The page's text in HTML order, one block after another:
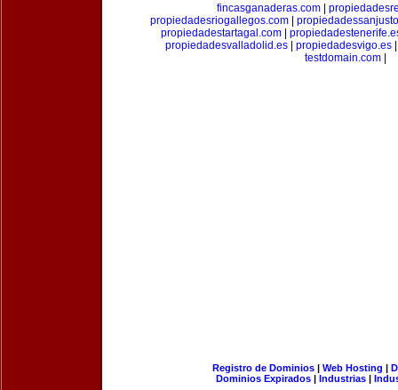
fincasganaderas.com|
propiedadesriogallegos.com|
propiedadestartagal.com|
propiedadesvalladolid.es
propiedadesvigo.es
testdomain.com
Registro de Dominios| Web Hosting |
Dominios Expirados | Industrias |